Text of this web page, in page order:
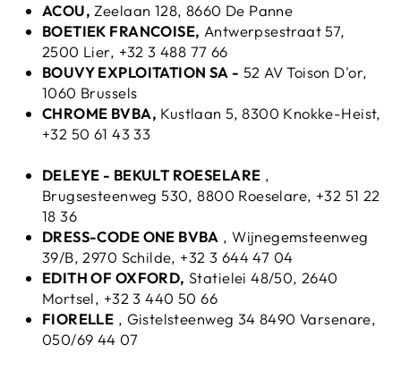
ACOU, Zeelaan 128, 8660 De Panne
BOETIEK FRANCOISE, Antwerpsestraat 57,
2500 Lier, +32 3 488 77 66
BOUVY EXPLOITATION SA - 52 AV Toison D'or,
1060 Brussels
CHROME BVBA, Kustlaan 5, 8300 Knokke-Heist,
+32 50 61 43 33
DELEYE - BEKULT ROESELARE ,
Brugsesteenweg 530, 8800 Roeselare, +32 51 22
18 36
DRESS-CODE ONE BVBA , Wijnegemsteenweg
39/B, 2970 Schilde, +32 3 644 47 04
EDITH OF OXFORD, Statielei 48/50, 2640
Mortsel, +32 3 440 50 66
FIORELLE , Gistelsteenweg 34 8490 Varsenare,
050/69 44 07